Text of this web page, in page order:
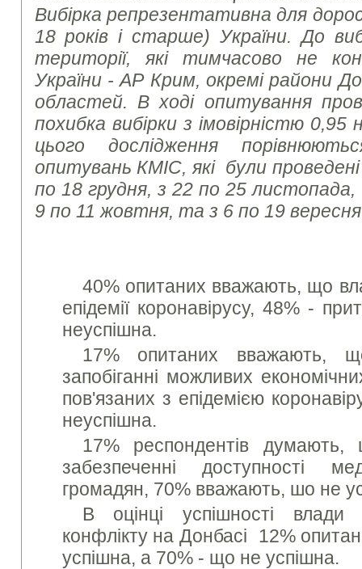
Вибірка репрезентативна для
18 років і старше) України. До
території, які тимчасово не
України - АР Крим, окремі райони
областей. В ході опитування
похибка вибірки з імовірністю
цього дослідження
опитувань КМІС, які були
по 18 грудня, з 22 по 25
9 по 11 жовтня, та з 6 по 19
40% опитаних вважають, що
епідемії коронавірусу, 48% -
неуспішна.
17% опитаних вважають,
запобіганні можливих
пов'язаних з епідемією
неуспішна.
17% респондентів
забезпеченні доступності
громадян, 70% вважають, шо не
В оцінці успішності
конфлікту на Донбасі 12%
успішна, а 70% - що не успішна.